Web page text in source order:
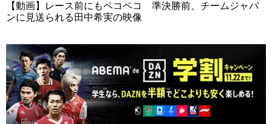
【動画】レース前にもペコペコ 準決勝前、チームジャパ
ンに見送られる田中希実の映像